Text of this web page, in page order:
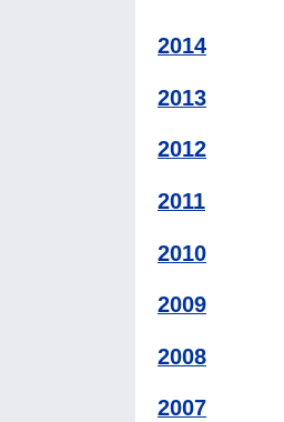
2014
2013
2012
2011
2010
2009
2008
2007